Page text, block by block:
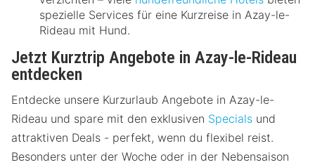
spezielle Services für eine Kurzreise in Azay-le-
Rideau mit Hund.
Jetzt Kurztrip Angebote in Azay-le-Rideau
entdecken
Entdecke unsere Kurzurlaub Angebote in Azay-le-
Rideau und spare mit den exklusiven Specials und
attraktiven Deals - perfekt, wenn du flexibel reist.
Besonders unter der Woche oder in der Nebensaison